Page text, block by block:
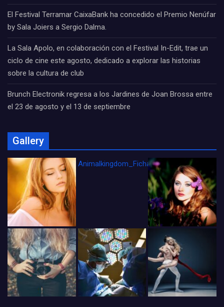
El Festival Terramar CaixaBank ha concedido el Premio Nenúfar
by Sala Joiers a Sergio Dalma.
La Sala Apolo, en colaboración con el Festival In-Edit, trae un
ciclo de cine este agosto, dedicado a explorar las historias
sobre la cultura de club
Brunch Electronik regresa a los Jardines de Joan Brossa entre
el 23 de agosto y el 13 de septiembre
Gallery
Animalkingdom_FichaCine